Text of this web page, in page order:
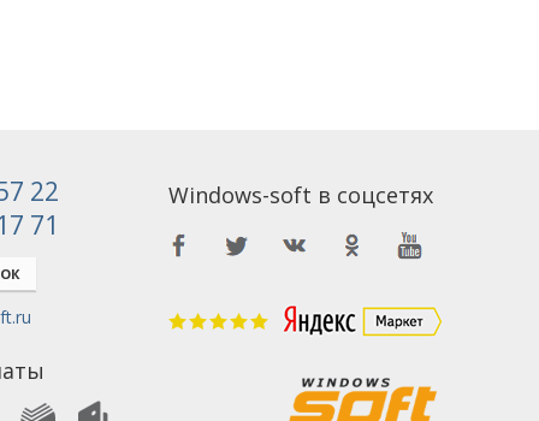
22
71
Windows-soft в соцсетях